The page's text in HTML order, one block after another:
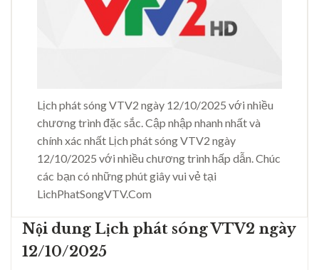
Lịch phát sóng VTV2 ngày 12/10/2025 với nhiều
chương trình đặc sắc. Cập nhập nhanh nhất và
chính xác nhất Lịch phát sóng VTV2 ngày
12/10/2025 với nhiều chương trình hấp dẫn. Chúc
các bạn có những phút giây vui vẻ tại
LichPhatSongVTV.Com
Nội dung Lịch phát sóng VTV2 ngày
12/10/2025